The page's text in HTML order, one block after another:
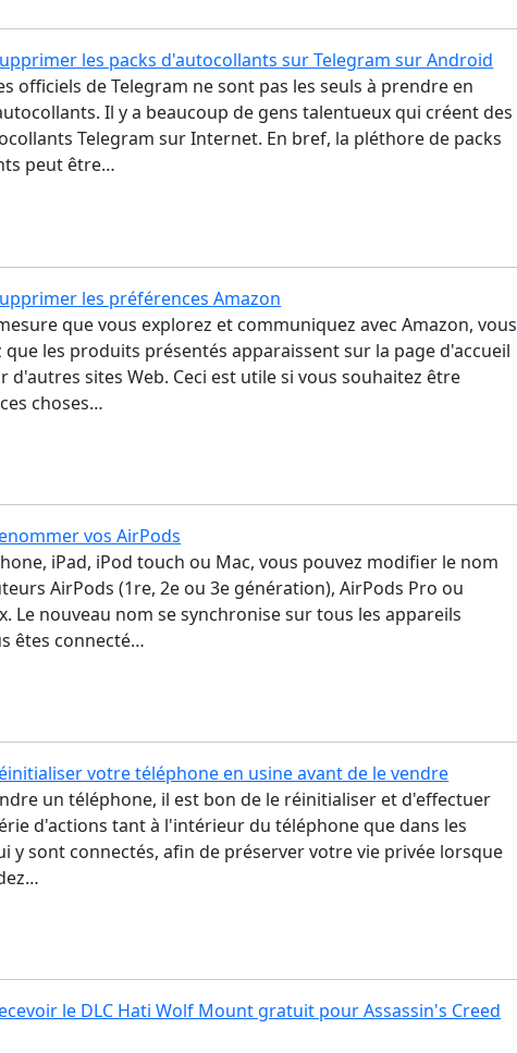
les packs d'autocollants sur Telegram sur Android
officiels de Telegram ne sont pas les seuls à prendre en
Il y a beaucoup de gens talentueux qui créent des
Telegram sur Internet. En bref, la pléthore de packs
peut être…
les préférences Amazon
que vous explorez et communiquez avec Amazon, vous
les produits présentés apparaissent sur la page d'accueil
d'autres sites Web. Ceci est utile si vous souhaitez être
choses…
vos AirPods
iPad, iPod touch ou Mac, vous pouvez modifier le nom
AirPods (1re, 2e ou 3e génération), AirPods Pro ou
Le nouveau nom se synchronise sur tous les appareils
êtes connecté…
votre téléphone en usine avant de le vendre
un téléphone, il est bon de le réinitialiser et d'effectuer
d'actions tant à l'intérieur du téléphone que dans les
y sont connectés, afin de préserver votre vie privée lorsque
le DLC Hati Wolf Mount gratuit pour Assassin's Creed